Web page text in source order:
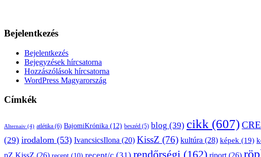
Bejelentkezés
Bejelentkezés
Bejegyzések hírcsatorna
Hozzászólások hírcsatorna
WordPress Magyarország
Címkék
Alternaiv (4) atlétika (6) BajomiKrónika (12) beszéd (5) blog (39) cikk (607)
(29) irodalom (53) IvancsicsIlona (20) KissZ (76) kultúra (28) képek (19)
rendőrségi (162)